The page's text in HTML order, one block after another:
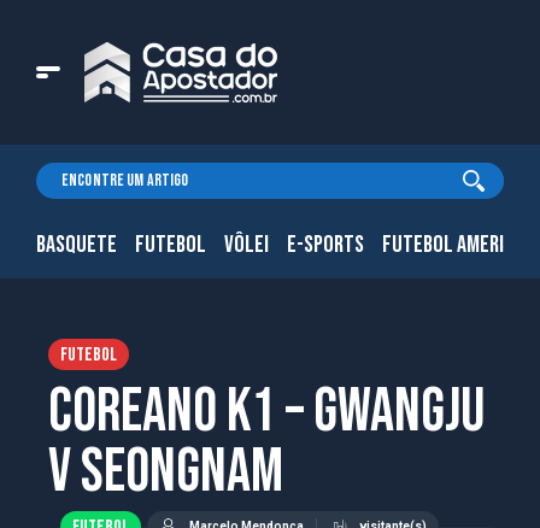
BASQUETE FUTEBOL VÔLEI E-SPORTS FUTEBOL
FUTEBOL
Coreano K1 – Gwangju
v Seongnam